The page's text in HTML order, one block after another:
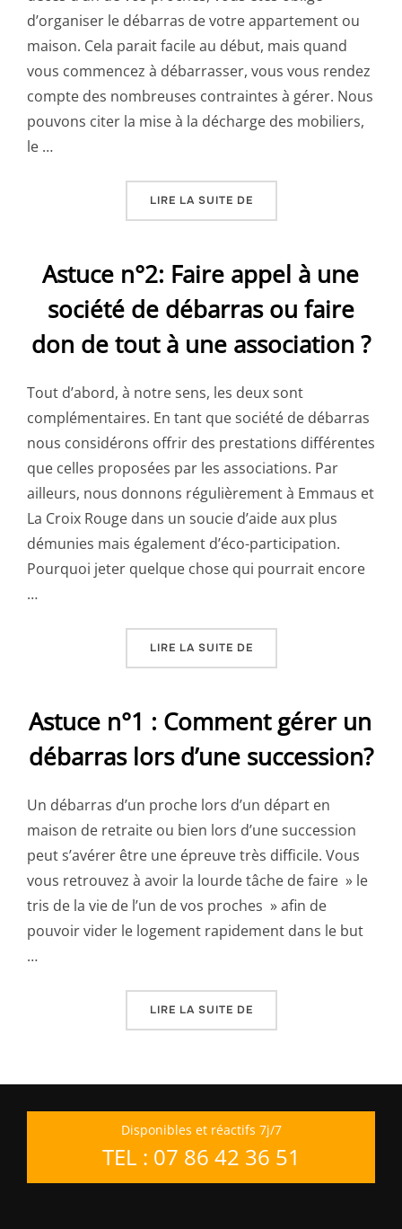
d’organiser le débarras de votre appartement ou
maison. Cela parait facile au début, mais quand
vous commencez à débarrasser, vous vous rendez
compte des nombreuses contraintes à gérer. Nous
pouvons citer la mise à la décharge des mobiliers,
le …
LIRE LA SUITE DE« LES CONTRAINTES
Astuce n°2: Faire appel à une
société de débarras ou faire
don de tout à une association ?
Tout d’abord, à notre sens, les deux sont
complémentaires. En tant que société de débarras
nous considérons offrir des prestations différentes
que celles proposées par les associations. Par
ailleurs, nous donnons régulièrement à Emmaus et
La Croix Rouge dans un soucie d’aide aux plus
démunies mais également d’éco-participation.
Pourquoi jeter quelque chose qui pourrait encore
…
LIRE LA SUITE DE« ASTUCE N°2: FAIRE
Astuce n°1 : Comment gérer un
débarras lors d’une succession?
Un débarras d’un proche lors d’un départ en
maison de retraite ou bien lors d’une succession
peut s’avérer être une épreuve très difficile. Vous
vous retrouvez à avoir la lourde tâche de faire » le
tris de la vie de l’un de vos proches » afin de
pouvoir vider le logement rapidement dans le but
…
LIRE LA SUITE DE« ASTUCE N°1 :
Disponibles et réactifs 7j/7
TEL : 07 86 42 36 51